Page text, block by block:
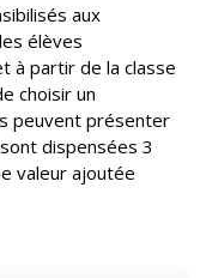
aux
élèves
à partir de la classe
choisir un
peuvent présenter
dispensées 3
valeur ajoutée